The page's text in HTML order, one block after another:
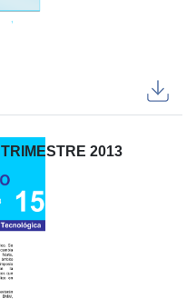
TRIMESTRE 2013